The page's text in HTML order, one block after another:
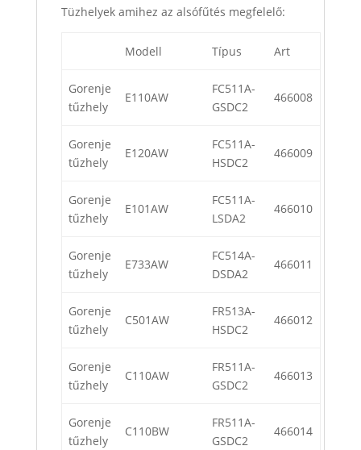
Tüzhelyek amihez az alsófűtés megfelelő:
Modell Típus Art
Gorenje
tűzhely
E110AW
FC511A-
GSDC2
466008
Gorenje
tűzhely
E120AW
FC511A-
HSDC2
466009
Gorenje
tűzhely
E101AW
FC511A-
LSDA2
466010
Gorenje
tűzhely
E733AW
FC514A-
DSDA2
466011
Gorenje
tűzhely
C501AW
FR513A-
HSDC2
466012
Gorenje
tűzhely
C110AW
FR511A-
GSDC2
466013
Gorenje
tűzhely
C110BW
FR511A-
GSDC2
466014